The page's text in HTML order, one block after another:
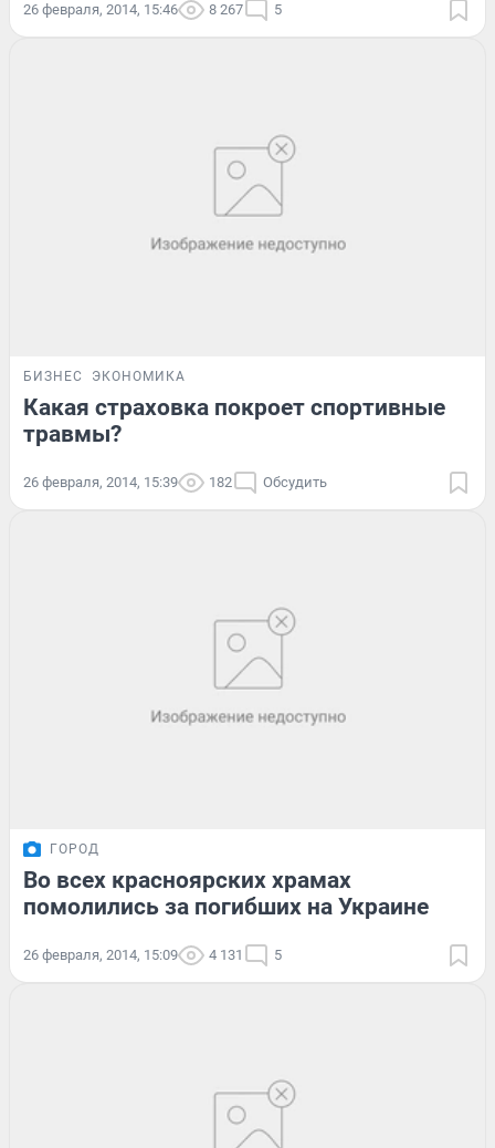
26 февраля, 2014, 15:46 8 267 5
БИЗНЕС ЭКОНОМИКА
Какая страховка покроет спортивные
травмы?
26 февраля, 2014, 15:39 182 Обсудить
ГОРОД
Во всех красноярских храмах
помолились за погибших на Украине
26 февраля, 2014, 15:09 4 131 5